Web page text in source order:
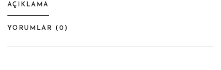
AÇIKLAMA
YORUMLAR ( 0 )